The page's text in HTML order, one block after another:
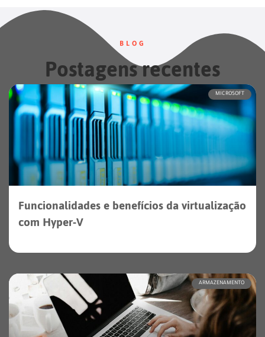
BLOG
Postagens recentes
MICROSOFT
Funcionalidades e benefícios da virtualização
com Hyper-V
ARMAZENAMENTO